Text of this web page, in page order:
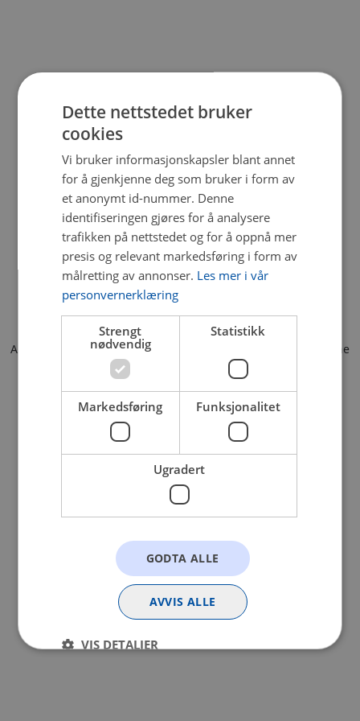
Application error: a client-side exception has occurred (see the
browser console for more information).
Dette nettstedet bruker
cookies
Vi bruker informasjonskapsler blant annet
for å gjenkjenne deg som bruker i form av
et anonymt id-nummer. Denne
identifiseringen gjøres for å analysere
trafikken på nettstedet og for å oppnå mer
presis og relevant markedsføring i form av
målretting av annonser. Les mer i vår
personvernerklæring
Strengt
nødvendig
Statistikk
Markedsføring Funksjonalitet
Ugradert
GODTA ALLE
AVVIS ALLE
VIS DETALJER